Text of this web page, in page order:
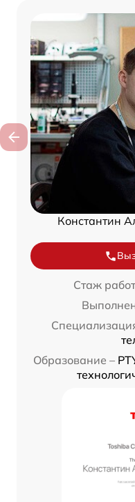
Константин
Стаж
Образование –